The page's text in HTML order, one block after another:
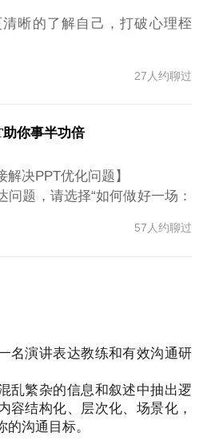
1小时的时间，来帮你解决这些
我会尽量挑选公共但相对私密
安全，并承诺未经允许不会擅
整合成一个文档，没有头绪。
生了变革，需要重建秩序；
提前思考你希望达成的最终效
件需要长期训练才能获得成果
获得和一个临时的提升，以快
请在约见时告知，我会为你针
清晰的了解自己，打破心理桎
，本话题将非常适合你：
不知道要做什么以及怎么做；
觉得自己做不到；
和平相处，想要找到解决办
常难受的事情，心绪难平；
工具之一。
更深入、具体、完整而客观的
将帮助你更加清晰的获知报告
供建议。
27人约聊过
助你事半功倍
解决PPT优化问题】
问题，请选择“如何做好一场：
PPT；
做，但毫无头绪；
客户、投资人）要求修改，但
很好的配合自己的讲解，觉得
哪里不好。
57人约聊过
名演讲表达教练和有效沟通研
乱繁杂的信息和叙述中抽出逻
容结构化、层次化、场景化，
沟通目标。